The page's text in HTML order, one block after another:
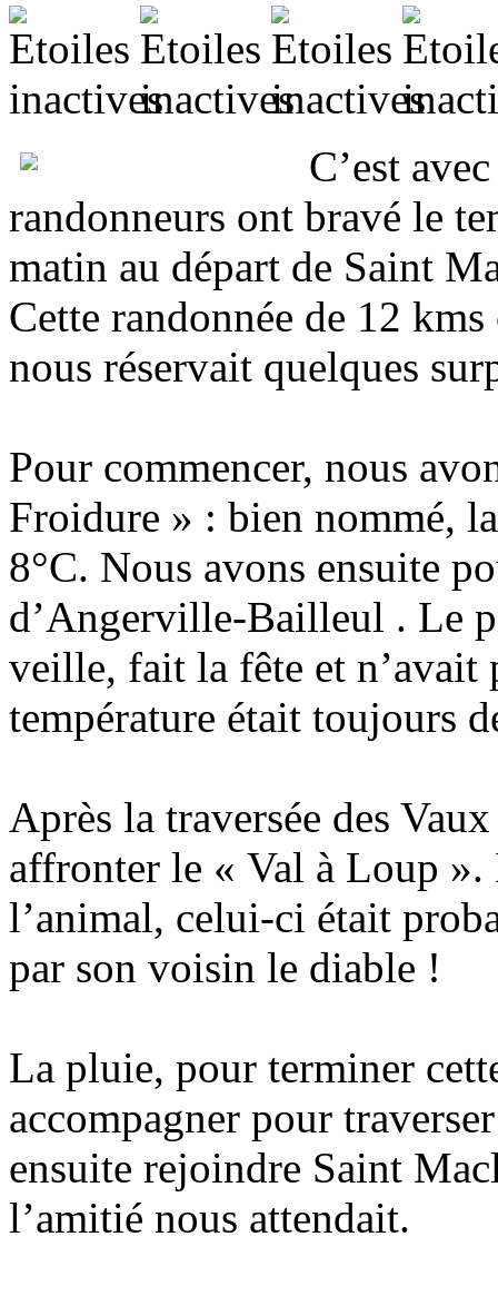
C’est
randonneurs ont bravé le
matin au départ de Saint
Cette randonnée de 12
nous réservait quelques
Pour commencer, nous
Froidure » : bien nommé,
8°C. Nous avons ensuite
d’Angerville-Bailleul . Le
veille, fait la fête et n’avait
température était toujours
Après la traversée des
affronter le « Val à Loup ».
l’animal, celui-ci était
par son voisin le diable !
La pluie, pour terminer
accompagner pour
ensuite rejoindre Saint
l’amitié nous attendait.